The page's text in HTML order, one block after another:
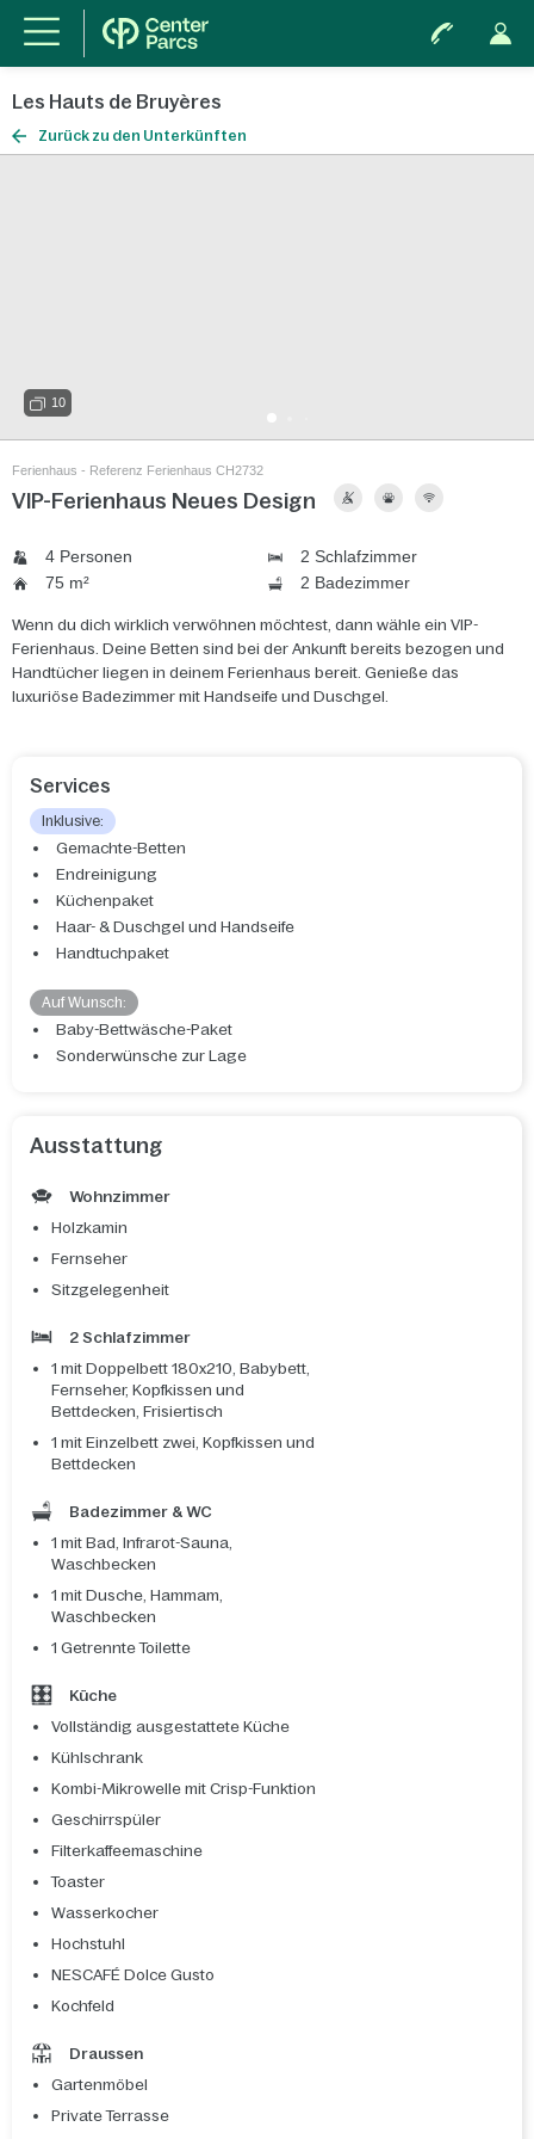
Les Hauts de Bruyères
Zurück zu den Unterkünften
10
Ferienhaus - Referenz Ferienhaus CH2732
VIP-Ferienhaus Neues Design
4 Personen
2 Schlafzimmer
75 m²
2 Badezimmer
Wenn du dich wirklich verwöhnen möchtest, dann wähle ein VIP-
Ferienhaus. Deine Betten sind bei der Ankunft bereits bezogen und
Handtücher liegen in deinem Ferienhaus bereit. Genieße das
luxuriöse Badezimmer mit Handseife und Duschgel.
Services
Inklusive:
Gemachte-Betten
Endreinigung
Küchenpaket
Haar- & Duschgel und Handseife
Handtuchpaket
Auf Wunsch:
Baby-Bettwäsche-Paket
Sonderwünsche zur Lage
Ausstattung
Wohnzimmer
Holzkamin
Fernseher
Sitzgelegenheit
2 Schlafzimmer
1 mit Doppelbett 180x210, Babybett,
Fernseher, Kopfkissen und
Bettdecken, Frisiertisch
1 mit Einzelbett zwei, Kopfkissen und
Bettdecken
Badezimmer & WC
1 mit Bad, Infrarot-Sauna,
Waschbecken
1 mit Dusche, Hammam,
Waschbecken
1 Getrennte Toilette
Küche
Vollständig ausgestattete Küche
Kühlschrank
Kombi-Mikrowelle mit Crisp-Funktion
Geschirrspüler
Filterkaffeemaschine
Toaster
Wasserkocher
Hochstuhl
NESCAFÉ Dolce Gusto
Kochfeld
Draussen
Gartenmöbel
Private Terrasse